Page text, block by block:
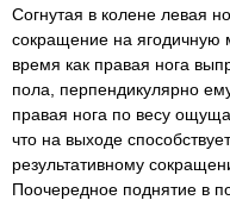
Согнутая в колене левая
сокращение на ягодичную
время как правая нога
пола, перпендикулярно
правая нога по весу
что на выходе
результативному
Поочередное поднятие в